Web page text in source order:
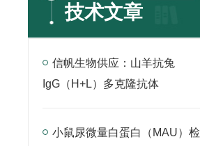
技术文章
信帆生物供应：山羊抗兔
IgG（H+L）多克隆抗体
小鼠尿微量白蛋白（MAU）检